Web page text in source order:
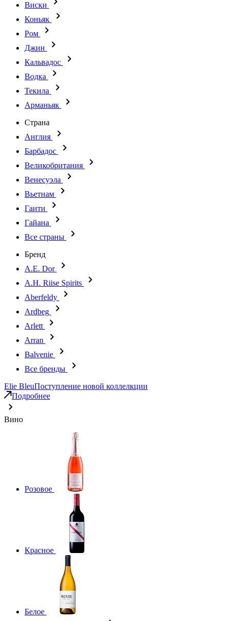
Виски
Коньяк
Ром
Джин
Кальвадос
Водка
Текила
Арманьяк
Страна
Англия
Барбадос
Великобритания
Венесуэла
Вьетнам
Гаити
Гайана
Все страны
Бренд
A.E. Dor
A.H. Riise Spirits
Aberfeldy
Ardbeg
Arlett
Arran
Balvenie
Все бренды
Elie BleuПоступление новой коллелкции
Подробнее
Вино
Розовое
Красное
Белое